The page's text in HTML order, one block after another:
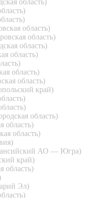
область)
область)
область)
область)
область)
область)
область)
край)
область)
область)
область)
АО — Югра)
край)
область)
Эл)